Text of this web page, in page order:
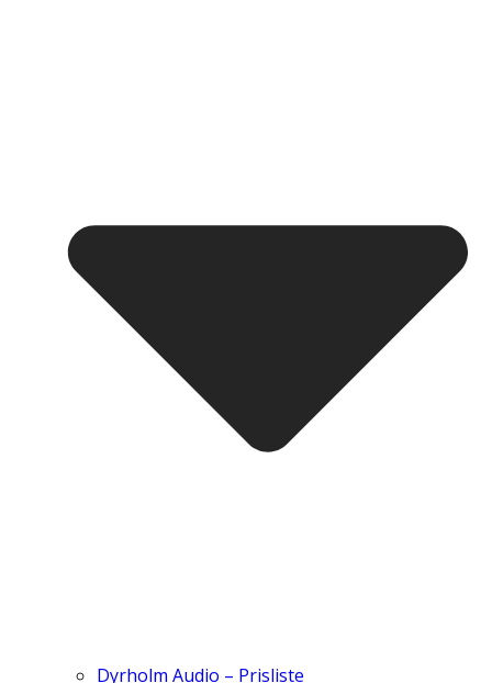
Dyrholm Audio – Prisliste